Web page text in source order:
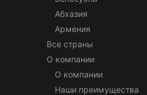
Абхазия
Армения
Все страны
О компании
О компании
Наши преимущества